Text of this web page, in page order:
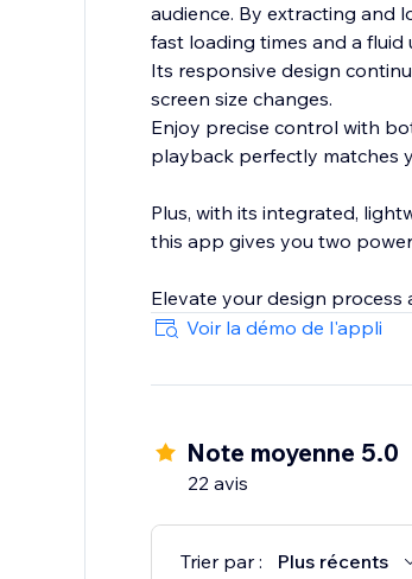
audience. By extracting and
fast loading times and a fluid
Its responsive design
screen size changes.
Enjoy precise control with
playback perfectly matches
Plus, with its integrated,
this app gives you two
Elevate your design
Voir la démo de l'appli
Note moyenne 5.0
22 avis
Trier par : Plus récents